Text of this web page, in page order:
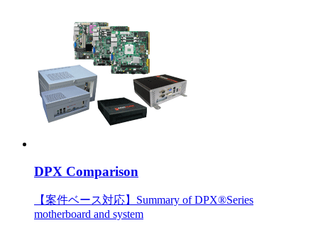
DPX Comparison
【案件ベース対応】Summary of DPX®Series
motherboard and system